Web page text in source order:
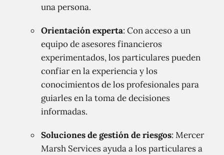
una persona.
Orientación experta: Con acceso a un
equipo de asesores financieros
experimentados, los particulares pueden
confiar en la experiencia y los
conocimientos de los profesionales para
guiarles en la toma de decisiones
informadas.
Soluciones de gestión de riesgos: Mercer
Marsh Services ayuda a los particulares a